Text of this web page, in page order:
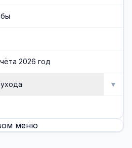
2026 год
▼
ухода
меню